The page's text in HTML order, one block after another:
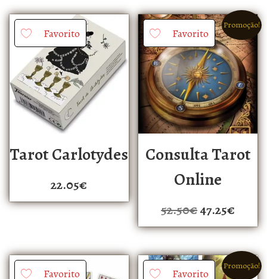
Favorito
Tarot Carlotydes
22.05€
Favorito
Promoção!
Consulta Tarot
Online
52.50€47.25€
Favorito Favorito
Promoção!